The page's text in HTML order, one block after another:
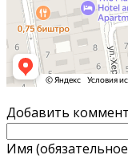
Добавить
Имя